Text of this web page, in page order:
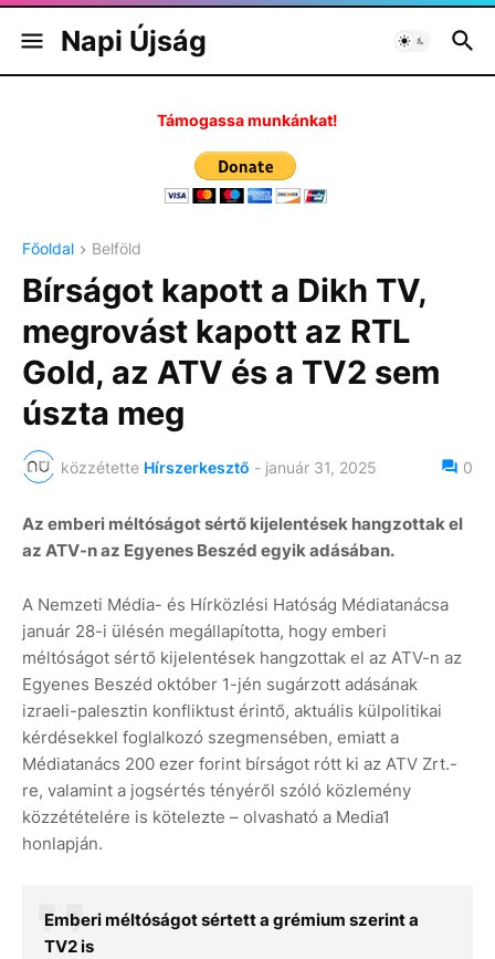
Napi Újság
Támogassa munkánkat!
Főoldal Belföld
Bírságot kapott a Dikh TV,
megrovást kapott az RTL
Gold, az ATV és a TV2 sem
úszta meg
közzétette Hírszerkesztő - január 31, 2025 0
Az emberi méltóságot sértő kijelentések hangzottak el
az ATV-n az Egyenes Beszéd egyik adásában.
A Nemzeti Média- és Hírközlési Hatóság Médiatanácsa
január 28-i ülésén megállapította, hogy emberi
méltóságot sértő kijelentések hangzottak el az ATV-n az
Egyenes Beszéd október 1-jén sugárzott adásának
izraeli-palesztin konfliktust érintő, aktuális külpolitikai
kérdésekkel foglalkozó szegmensében, emiatt a
Médiatanács 200 ezer forint bírságot rótt ki az ATV Zrt.-
re, valamint a jogsértés tényéről szóló közlemény
közzétételére is kötelezte – olvasható a Media1
honlapján.
Emberi méltóságot sértett a grémium szerint a
TV2 is